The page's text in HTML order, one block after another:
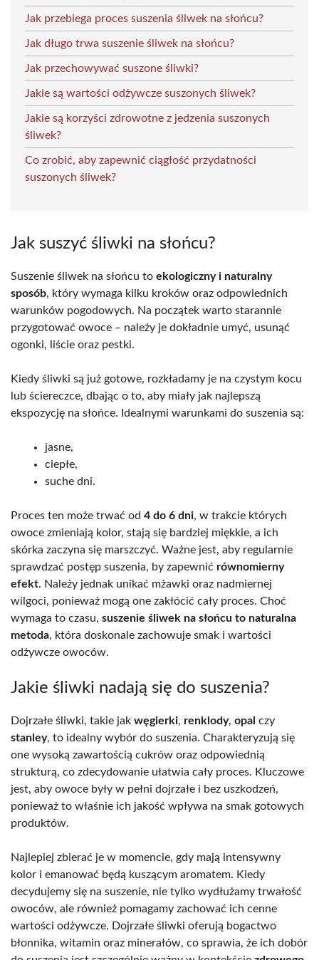
Jak przebiega proces suszenia śliwek na słońcu?
Jak długo trwa suszenie śliwek na słońcu?
Jak przechowywać suszone śliwki?
Jakie są wartości odżywcze suszonych śliwek?
Jakie są korzyści zdrowotne z jedzenia suszonych
śliwek?
Co zrobić, aby zapewnić ciągłość przydatności
suszonych śliwek?
Jak suszyć śliwki na słońcu?
Suszenie śliwek na słońcu to ekologiczny i naturalny
sposób, który wymaga kilku kroków oraz odpowiednich
warunków pogodowych. Na początek warto starannie
przygotować owoce – należy je dokładnie umyć, usunąć
ogonki, liście oraz pestki.
Kiedy śliwki są już gotowe, rozkładamy je na czystym kocu
lub ściereczce, dbając o to, aby miały jak najlepszą
ekspozycję na słońce. Idealnymi warunkami do suszenia są:
jasne,
ciepłe,
suche dni.
Proces ten może trwać od 4 do 6 dni, w trakcie których
owoce zmieniają kolor, stają się bardziej miękkie, a ich
skórka zaczyna się marszczyć. Ważne jest, aby regularnie
sprawdzać postęp suszenia, by zapewnić równomierny
efekt. Należy jednak unikać mżawki oraz nadmiernej
wilgoci, ponieważ mogą one zakłócić cały proces. Choć
wymaga to czasu, suszenie śliwek na słońcu to naturalna
metoda, która doskonale zachowuje smak i wartości
odżywcze owoców.
Jakie śliwki nadają się do suszenia?
Dojrzałe śliwki, takie jak węgierki, renklody, opal czy
stanley, to idealny wybór do suszenia. Charakteryzują się
one wysoką zawartością cukrów oraz odpowiednią
strukturą, co zdecydowanie ułatwia cały proces. Kluczowe
jest, aby owoce były w pełni dojrzałe i bez uszkodzeń,
ponieważ to właśnie ich jakość wpływa na smak gotowych
produktów.
Najlepiej zbierać je w momencie, gdy mają intensywny
kolor i emanować będą kuszącym aromatem. Kiedy
decydujemy się na suszenie, nie tylko wydłużamy trwałość
owoców, ale również pomagamy zachować ich cenne
wartości odżywcze. Dojrzałe śliwki oferują bogactwo
błonnika, witamin oraz minerałów, co sprawia, że ich dobór